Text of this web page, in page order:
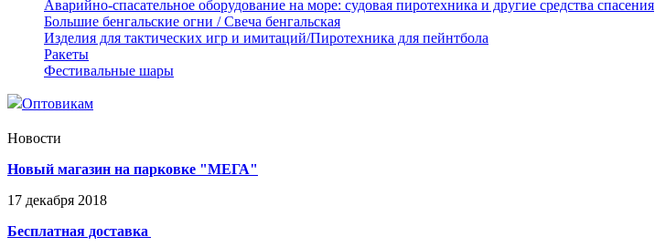
Аварийно-спасательное оборудование на море: судовая пиротехника и другие средства спасения
Большие бенгальские огни / Свеча бенгальская
Изделия для тактических игр и имитаций/Пиротехника для пейнтбола
Ракеты
Фестивальные шары
Оптовикам
Новости
Новый магазин на парковке "МЕГА"
17 декабря 2018
Бесплатная доставка